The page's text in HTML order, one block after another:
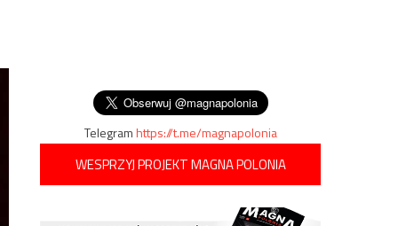
Telegramhttps://t.me/magnapolonia
WESPRZYJ PROJEKT MAGNA POLONIA